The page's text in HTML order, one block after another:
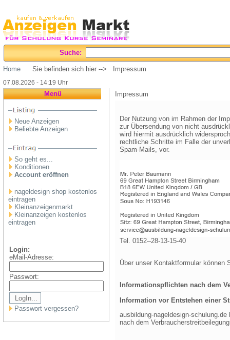
Suche:
Home Sie befinden sich hier --> Impressum
07.08.2026 - 14:19 Uhr
Menü
Neue Anzeigen
Beliebte Anzeigen
So geht es...
Konditionen
Account eröffnen
nageldesign shop kostenlos
eintragen
Kleinanzeigenmarkt
Kleinanzeigen kostenlos
eintragen
Login:
eMail-Adresse:
Passwort:
Passwort vergessen?
Impressum
Der Nutzung von im Rahmen der
zur Übersendung von nicht
wird hiermit ausdrücklich
rechtliche Schritte im Falle der
Spam-Mails, vor.
Tel. 0152--28-13-15-40
Über unser Kontaktformular können
Informationspflichten nach dem
Information vor Entstehen einer
ausbildung-nageldesign-
nach dem